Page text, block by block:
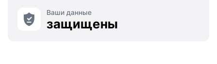
Ваши данные
защищены